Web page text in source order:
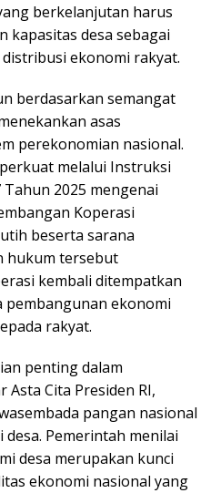
berkelanjutan harus
kapasitas desa sebagai
ekonomi rakyat.
berdasarkan semangat
asas
perekonomian nasional.
melalui Instruksi
2025 mengenai
Koperasi
beserta sarana
hukum tersebut
kembali ditempatkan
ekonomi
rakyat.
penting dalam
Asta Cita Presiden RI,
pangan nasional
Pemerintah menilai
desa merupakan kunci
ekonomi nasional yang